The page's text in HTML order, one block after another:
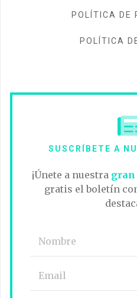
POLÍTICA DE
POLÍTICA
SUSCRÍBETE A
¡Únete a nuestra gran
gratis el boletín